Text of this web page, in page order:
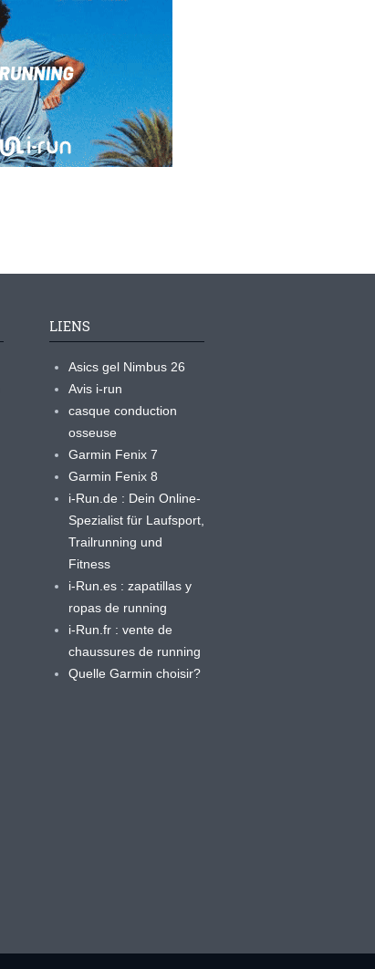
LIENS
Asics gel Nimbus 26
Avis i-run
casque conduction
osseuse
Garmin Fenix 7
Garmin Fenix 8
i-Run.de : Dein Online-
Spezialist für Laufsport,
Trailrunning und
Fitness
i-Run.es : zapatillas y
ropas de running
i-Run.fr : vente de
chaussures de running
Quelle Garmin choisir?